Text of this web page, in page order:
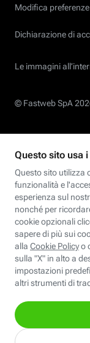
Modifica
Dichiarazione di
Le immagini
© Fastweb SpA